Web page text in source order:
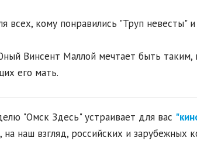
всех, кому понравились "Труп невесты"
Винсент Маллой мечтает быть таким,
его мать.
"Омск Здесь" устраивает для вас
на наш взгляд, российских и